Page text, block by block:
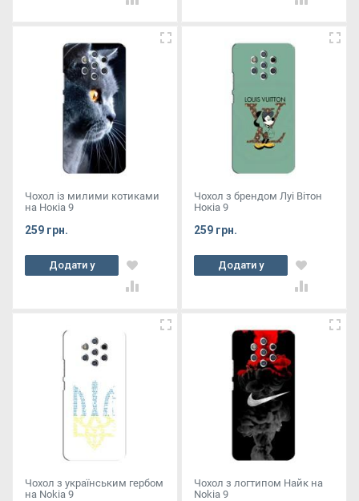
Чохол із милими котиками
на Нокіа 9
259 грн.
Додати у
кошик
Чохол з брендом Луі Вітон
Нокіа 9
259 грн.
Додати у
кошик
Чохол з українським гербом
на Nokia 9
Чохол з логтипом Найк на
Nokia 9